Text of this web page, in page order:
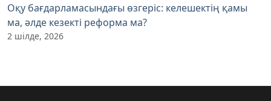
Оқу бағдарламасындағы өзгеріс: келешектің қамы
ма, әлде кезекті реформа ма?
2 шілде, 2026